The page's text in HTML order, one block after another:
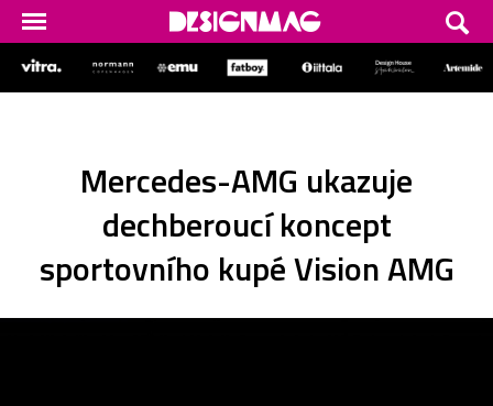
Mercedes-AMG ukazuje
dechberoucí koncept
sportovního kupé Vision AMG